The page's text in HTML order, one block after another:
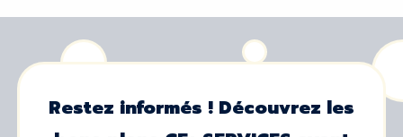
Restez informés ! Découvrez les